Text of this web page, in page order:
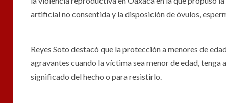
artificial no consentida y la disposición de óvulos,
Reyes Soto destacó que la protección a menores de
agravantes cuando la víctima sea menor de edad,
significado del hecho o para resistirlo.